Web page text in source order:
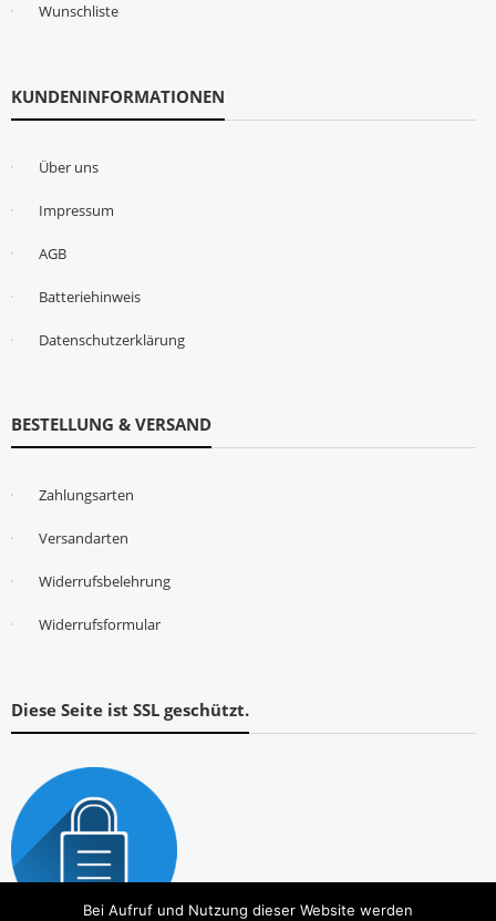
Wunschliste
KUNDENINFORMATIONEN
Über uns
Impressum
AGB
Batteriehinweis
Datenschutzerklärung
BESTELLUNG & VERSAND
Zahlungsarten
Versandarten
Widerrufsbelehrung
Widerrufsformular
Diese Seite ist SSL geschützt.
Bei Aufruf und Nutzung dieser Website werden